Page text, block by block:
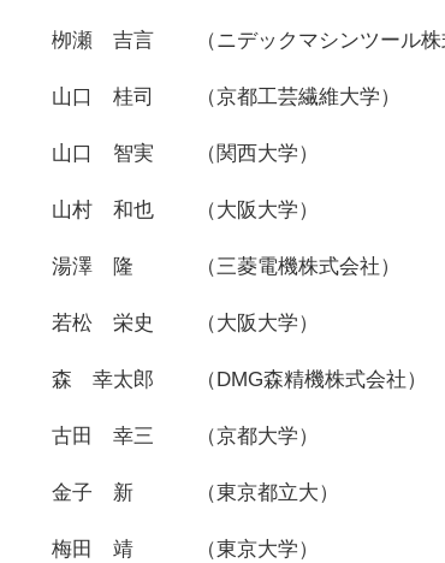
栁瀬 吉言 （ニデックマシンツール
山口 桂司 （京都工芸繊維大学）
山口 智実 （関西大学）
山村 和也 （大阪大学）
湯澤 隆 （三菱電機株式会社）
若松 栄史 （大阪大学）
森 幸太郎 （DMG森精機株式会社）
古田 幸三 （京都大学）
金子 新 （東京都立大）
梅田 靖 （東京大学）